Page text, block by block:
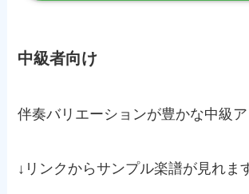
中級者向け
伴奏バリエーションが豊かな中級ア
↓リンクからサンプル楽譜が見れま